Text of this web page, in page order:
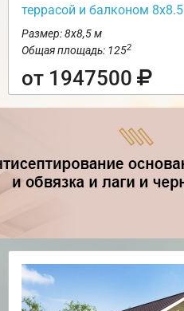
террасой и балконом 8х8.5
Размер: 8х8,5 м
Общая площадь: 1252
от 1947500